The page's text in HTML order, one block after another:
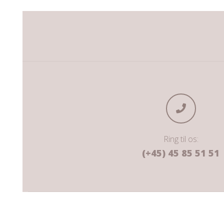
Ring til os:
(+45) 45 85 51 51